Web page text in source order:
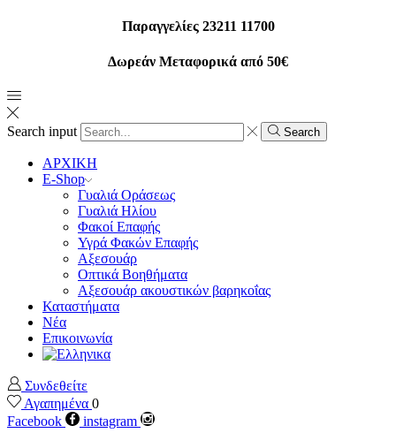
Παραγγελίες 23211 11700
Δωρεάν Μεταφορικά από 50€
Search input Search
ΑΡΧΙΚΗ
E-Shop
Γυαλιά Οράσεως
Γυαλιά Ηλίου
Φακοί Επαφής
Υγρά Φακών Επαφής
Αξεσουάρ
Οπτικά Βοηθήματα
Αξεσουάρ ακουστικών βαρηκοΐας
Καταστήματα
Νέα
Επικοινωνία
Συνδεθείτε
Αγαπημένα 0
Facebook
instagram